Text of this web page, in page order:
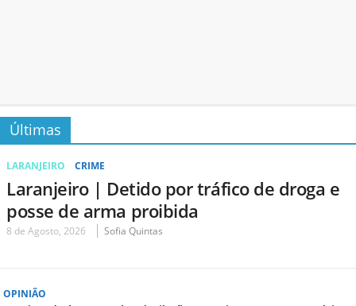
Últimas
LARANJEIRO CRIME
Laranjeiro | Detido por tráfico de droga e
posse de arma proibida
8 de Agosto, 2026 Sofia Quintas
OPINIÃO